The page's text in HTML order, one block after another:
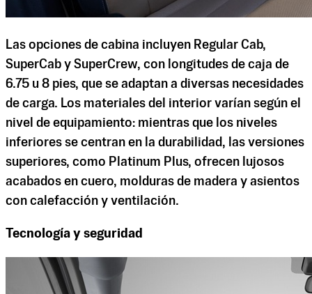
Las opciones de cabina incluyen Regular Cab,
SuperCab y SuperCrew, con longitudes de caja de
6.75 u 8 pies, que se adaptan a diversas necesidades
de carga. Los materiales del interior varían según el
nivel de equipamiento: mientras que los niveles
inferiores se centran en la durabilidad, las versiones
superiores, como Platinum Plus, ofrecen lujosos
acabados en cuero, molduras de madera y asientos
con calefacción y ventilación.
Tecnología y seguridad